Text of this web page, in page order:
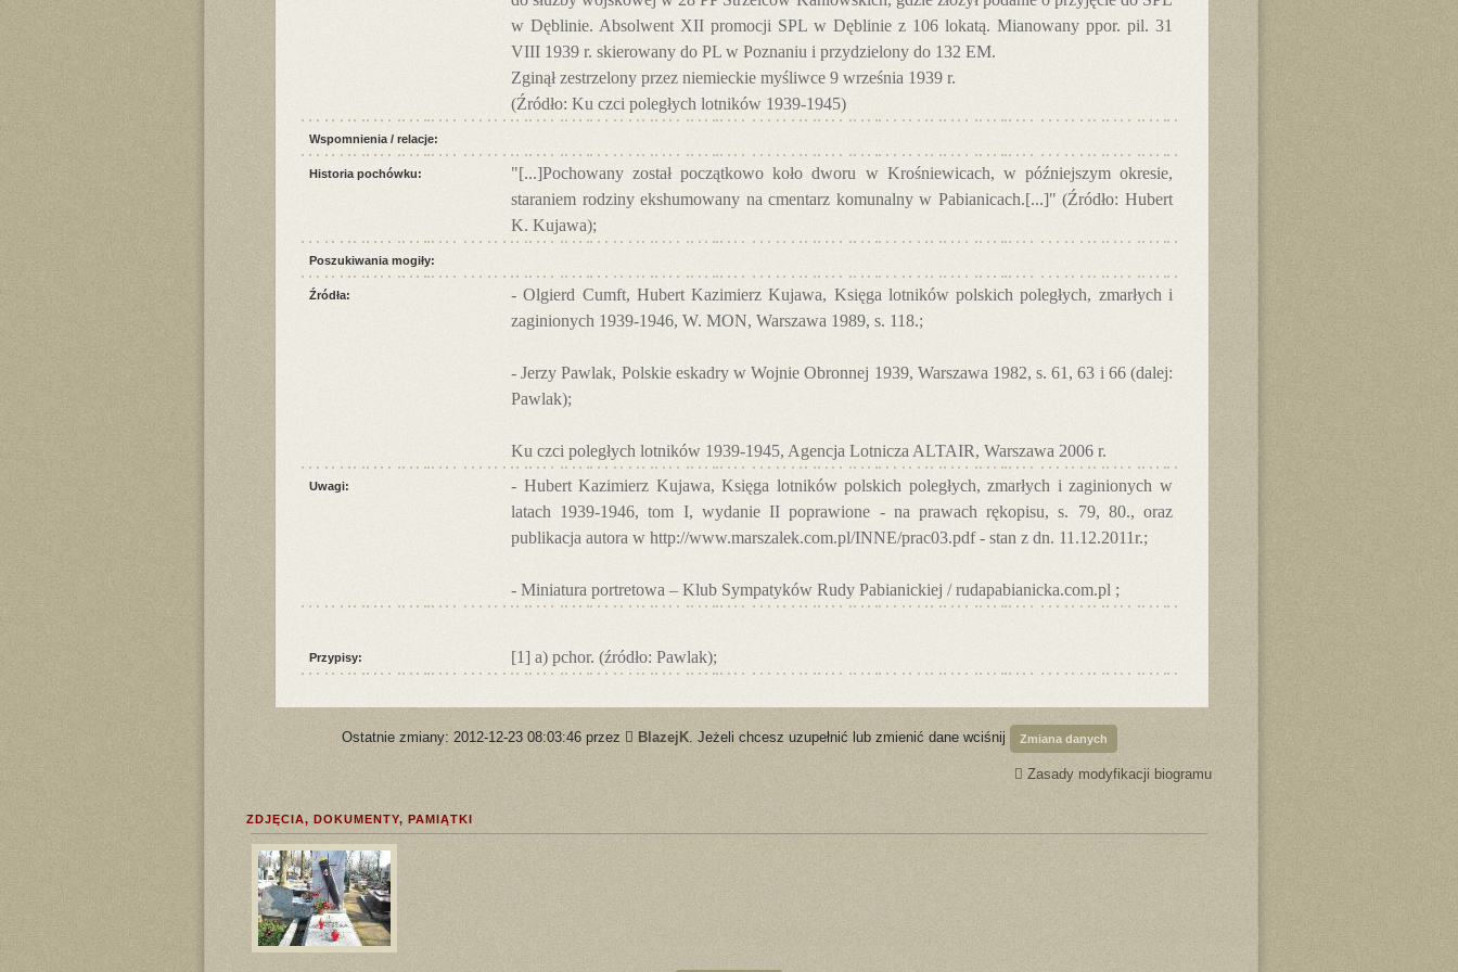
w Dęblinie. Absolwent XII promocji SPL w Dęblinie z 106 lokatą. Mianowany ppor. pil. 31
VIII 1939 r. skierowany do PL w Poznaniu i przydzielony do 132 EM.
Zginął zestrzelony przez niemieckie myśliwce 9 września 1939 r.
(Źródło: Ku czci poległych lotników 1939-1945)
Wspomnienia / relacje:
Historia pochówku:
"[...]Pochowany został początkowo koło dworu w Krośniewicach, w późniejszym okresie,
staraniem rodziny ekshumowany na cmentarz komunalny w Pabianicach.[...]" (Źródło: Hubert
K. Kujawa);
Poszukiwania mogiły:
Źródła:
- Olgierd Cumft, Hubert Kazimierz Kujawa, Księga lotników polskich poległych, zmarłych i
zaginionych 1939-1946, W. MON, Warszawa 1989, s. 118.;
- Jerzy Pawlak, Polskie eskadry w Wojnie Obronnej 1939, Warszawa 1982, s. 61, 63 i 66 (dalej:
Pawlak);
Ku czci poległych lotników 1939-1945, Agencja Lotnicza ALTAIR, Warszawa 2006 r.
Uwagi:
- Hubert Kazimierz Kujawa, Księga lotników polskich poległych, zmarłych i zaginionych w
latach 1939-1946, tom I, wydanie II poprawione - na prawach rękopisu, s. 79, 80., oraz
publikacja autora w http://www.marszalek.com.pl/INNE/prac03.pdf - stan z dn. 11.12.2011r.;
- Miniatura portretowa – Klub Sympatyków Rudy Pabianickiej / rudapabianicka.com.pl ;
Przypisy: [1] a) pchor. (źródło: Pawlak);
Ostatnie zmiany: 2012-12-23 08:03:46 przez BlazejK. Jeżeli chcesz uzupełnić lub zmienić dane wciśnij Zmiana danych
Zasady modyfikacji biogramu
ZDJĘCIA, DOKUMENTY, PAMIĄTKI